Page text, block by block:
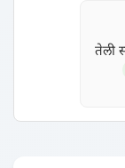
तेली